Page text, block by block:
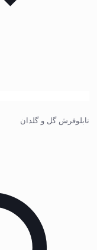
تابلوفرش گل و گلدان